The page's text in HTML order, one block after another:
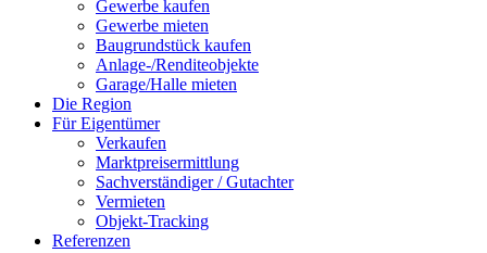
Gewerbe kaufen
Gewerbe mieten
Baugrundstück kaufen
Anlage-/Renditeobjekte
Garage/Halle mieten
Die Region
Für Eigentümer
Verkaufen
Marktpreisermittlung
Sachverständiger / Gutachter
Vermieten
Objekt-Tracking
Referenzen